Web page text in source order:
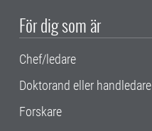
För dig som är
Chef/ledare
Doktorand eller handledare
Forskare